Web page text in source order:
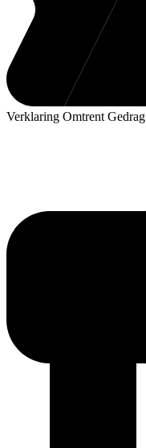
Verklaring Omtrent Gedrag